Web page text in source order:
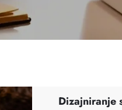
Dizajniranje